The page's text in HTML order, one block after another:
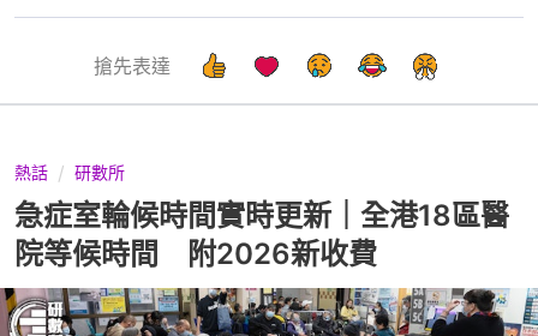
搶先表達
熱話 研數所
急症室輪候時間實時更新｜全港18區醫
院等候時間 附2026新收費